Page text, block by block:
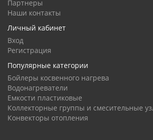
Партнеры
Наши контакты
Личный кабинет
Вход
Регистрация
Популярные категории
Бойлеры косвенного нагрева
Водонагреватели
Емкости пластиковые
Коллекторные группы и смесительные
Конвекторы отопления